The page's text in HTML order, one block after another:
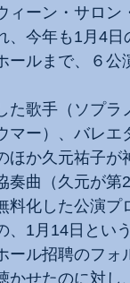
ィーン・サロ
、今年も1月4
ールまで、６公
た歌手（ソプ
マー）、バレ
ほか久元祐子
奏曲（久元が
料化した公演
、1月14日とい
ール招聘のフ
かせたのに対